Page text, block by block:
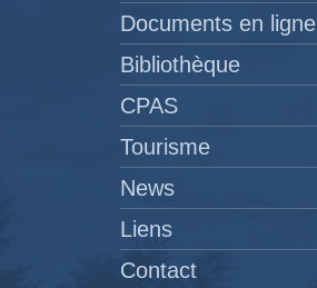
Documents en ligne
Bibliothèque
CPAS
Tourisme
News
Liens
Contact